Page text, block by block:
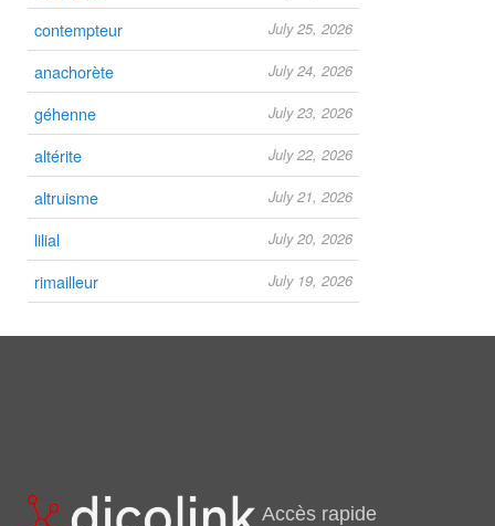
contempteur July 25, 2026
anachorète July 24, 2026
géhenne July 23, 2026
altérite July 22, 2026
altruisme July 21, 2026
lilial July 20, 2026
rimailleur July 19, 2026
Accès rapide